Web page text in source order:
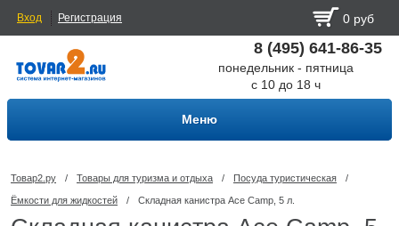
Вход Регистрация 0 руб
8 (495) 641-86-35
понедельник - пятница
с 10 до 18 ч
Меню
Товар2.ру / Товары для туризма и отдыха / Посуда туриcтическая /
Ёмкости для жидкостей / Складная канистра Ace Camp, 5 л.